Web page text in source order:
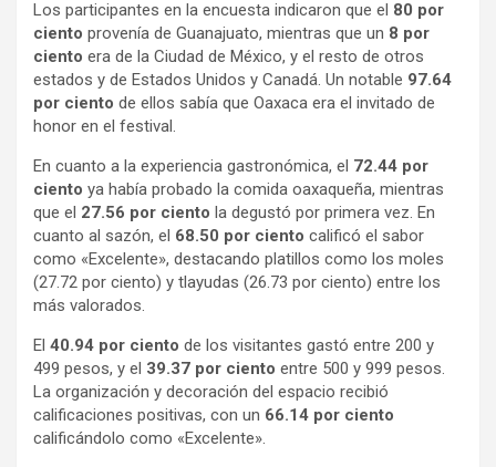
Los participantes en la encuesta indicaron que el 80 por
ciento provenía de Guanajuato, mientras que un 8 por
ciento era de la Ciudad de México, y el resto de otros
estados y de Estados Unidos y Canadá. Un notable 97.64
por ciento de ellos sabía que Oaxaca era el invitado de
honor en el festival.
En cuanto a la experiencia gastronómica, el 72.44 por
ciento ya había probado la comida oaxaqueña, mientras
que el 27.56 por ciento la degustó por primera vez. En
cuanto al sazón, el 68.50 por ciento calificó el sabor
como «Excelente», destacando platillos como los moles
(27.72 por ciento) y tlayudas (26.73 por ciento) entre los
más valorados.
El 40.94 por ciento de los visitantes gastó entre 200 y
499 pesos, y el 39.37 por ciento entre 500 y 999 pesos.
La organización y decoración del espacio recibió
calificaciones positivas, con un 66.14 por ciento
calificándolo como «Excelente».